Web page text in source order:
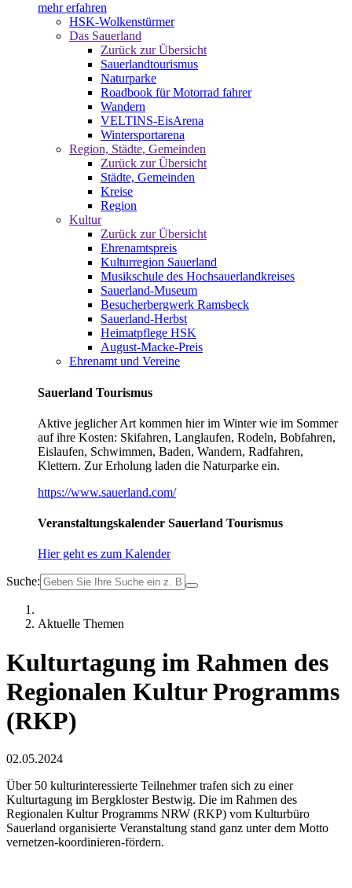
mehr erfahren
HSK-Wolkenstürmer
Das Sauerland
Zurück zur Übersicht
Sauerlandtourismus
Naturparke
Roadbook für Motorrad fahrer
Wandern
VELTINS-EisArena
Wintersportarena
Region, Städte, Gemeinden
Zurück zur Übersicht
Städte, Gemeinden
Kreise
Region
Kultur
Zurück zur Übersicht
Ehrenamtspreis
Kulturregion Sauerland
Musikschule des Hochsauerlandkreises
Sauerland-Museum
Besucherbergwerk Ramsbeck
Sauerland-Herbst
Heimatpflege HSK
August-Macke-Preis
Ehrenamt und Vereine
Sauerland Tourismus
Aktive jeglicher Art kommen hier im Winter wie im Sommer
auf ihre Kosten: Skifahren, Langlaufen, Rodeln, Bobfahren,
Eislaufen, Schwimmen, Baden, Wandern, Radfahren,
Klettern. Zur Erholung laden die Naturparke ein.
https://www.sauerland.com/
Veranstaltungskalender Sauerland Tourismus
Hier geht es zum Kalender
Suche:
Aktuelle Themen
Kulturtagung im Rahmen des
Regionalen Kultur Programms
(RKP)
02.05.2024
Über 50 kulturinteressierte Teilnehmer trafen sich zu einer
Kulturtagung im Bergkloster Bestwig. Die im Rahmen des
Regionalen Kultur Programms NRW (RKP) vom Kulturbüro
Sauerland organisierte Veranstaltung stand ganz unter dem Motto
vernetzen-koordinieren-fördern.